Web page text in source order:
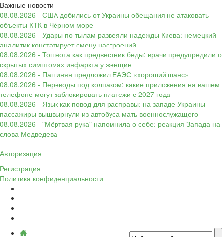
Важные новости
08.08.2026 - США добились от Украины обещания не атаковать
объекты КТК в Чёрном море
08.08.2026 - Удары по тылам развеяли надежды Киева: немецкий
аналитик констатирует смену настроений
08.08.2026 - Тошнота как предвестник беды: врачи предупредили о
скрытых симптомах инфаркта у женщин
08.08.2026 - Пашинян предложил ЕАЭС «хороший шанс»
08.08.2026 - Переводы под колпаком: какие приложения на вашем
телефоне могут заблокировать платежи с 2027 года
08.08.2026 - Язык как повод для расправы: на западе Украины
пассажиры вышвырнули из автобуса мать военнослужащего
08.08.2026 - "Мёртвая рука" напомнила о себе: реакция Запада на
слова Медведева
Авторизация
Регистрация
Политика конфиденциальности